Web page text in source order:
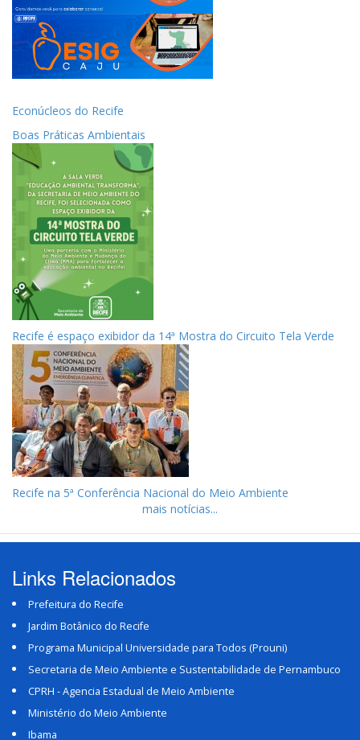
Econúcleos do Recife
Boas Práticas Ambientais
Recife é espaço exibidor da 14ª Mostra do Circuito Tela Verde
Recife na 5ª Conferência Nacional do Meio Ambiente
mais notícias...
Links Relacionados
Prefeitura do Recife
Jardim Botânico do Recife
Programa Municipal Universidade para Todos (Prouni)
Secretaria de Meio Ambiente e Sustentabilidade de Pernambuco
CPRH - Agencia Estadual de Meio Ambiente
Ministério do Meio Ambiente
Ibama